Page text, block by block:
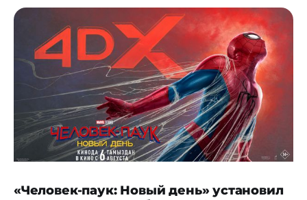
«Человек-паук: Новый день» установил